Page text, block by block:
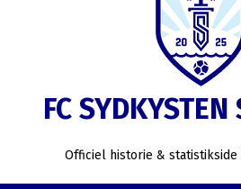
FC SYDKYSTEN
Officiel historie & statistikside